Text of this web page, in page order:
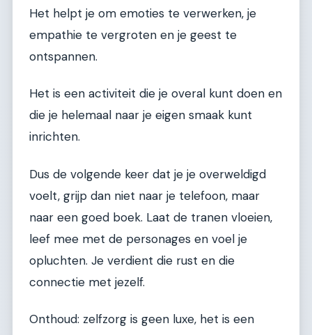
Het helpt je om emoties te verwerken, je
empathie te vergroten en je geest te
ontspannen.
Het is een activiteit die je overal kunt doen en
die je helemaal naar je eigen smaak kunt
inrichten.
Dus de volgende keer dat je je overweldigd
voelt, grijp dan niet naar je telefoon, maar
naar een goed boek. Laat de tranen vloeien,
leef mee met de personages en voel je
opluchten. Je verdient die rust en die
connectie met jezelf.
Onthoud: zelfzorg is geen luxe, het is een